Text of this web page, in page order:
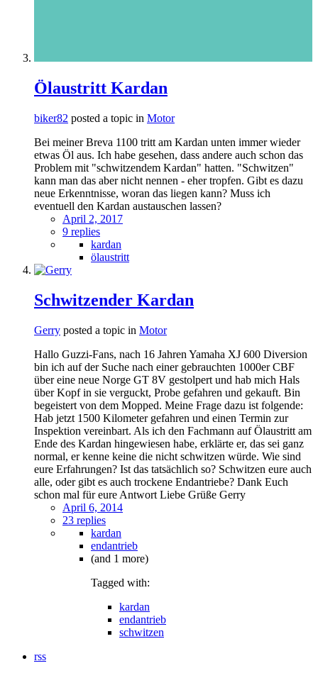
Ölaustritt Kardan
biker82 posted a topic in Motor
Bei meiner Breva 1100 tritt am Kardan unten immer wieder
etwas Öl aus. Ich habe gesehen, dass andere auch schon das
Problem mit "schwitzendem Kardan" hatten. "Schwitzen"
kann man das aber nicht nennen - eher tropfen. Gibt es dazu
neue Erkenntnisse, woran das liegen kann? Muss ich
eventuell den Kardan austauschen lassen?
April 2, 2017
9 replies
kardan
ölaustritt
Schwitzender Kardan
Gerry posted a topic in Motor
Hallo Guzzi-Fans, nach 16 Jahren Yamaha XJ 600 Diversion
bin ich auf der Suche nach einer gebrauchten 1000er CBF
über eine neue Norge GT 8V gestolpert und hab mich Hals
über Kopf in sie verguckt, Probe gefahren und gekauft. Bin
begeistert von dem Mopped. Meine Frage dazu ist folgende:
Hab jetzt 1500 Kilometer gefahren und einen Termin zur
Inspektion vereinbart. Als ich den Fachmann auf Ölaustritt am
Ende des Kardan hingewiesen habe, erklärte er, das sei ganz
normal, er kenne keine die nicht schwitzen würde. Wie sind
eure Erfahrungen? Ist das tatsächlich so? Schwitzen eure auch
alle, oder gibt es auch trockene Endantriebe? Dank Euch
schon mal für eure Antwort Liebe Grüße Gerry
April 6, 2014
23 replies
kardan
endantrieb
(and 1 more)
Tagged with:
kardan
endantrieb
schwitzen
rss